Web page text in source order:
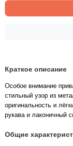
Краткое описание
Особое внимание
стильный узор из
оригинальность и
рукава и лаконичный
Общие